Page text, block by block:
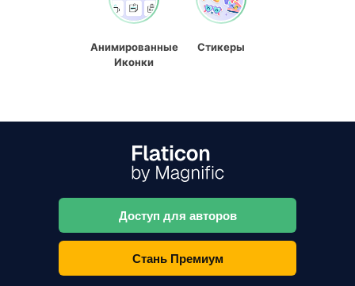
Анимированные
Иконки
Стикеры
Доступ для авторов
Стань Премиум